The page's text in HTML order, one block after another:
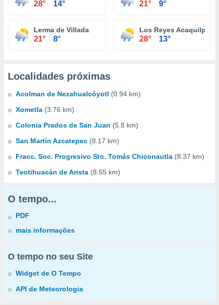
28° 14° 21° 9°
Lerma de Villada
21° 8°
Los Reyes Acaquilpan
28° 13°
Localidades próximas
Acolman de Nezahualcóyotl (0.94 km)
Xometla (3.76 km)
Colonia Prados de San Juan (5.8 km)
San Martín Azcatepec (8.17 km)
Fracc. Soc. Progresivo Sto. Tomás Chiconautla (8.37 km)
Teotihuacán de Arista (8.55 km)
O tempo...
PDF
mais informações
O tempo no seu Site
Widget de O Tempo
API de Meteorologia